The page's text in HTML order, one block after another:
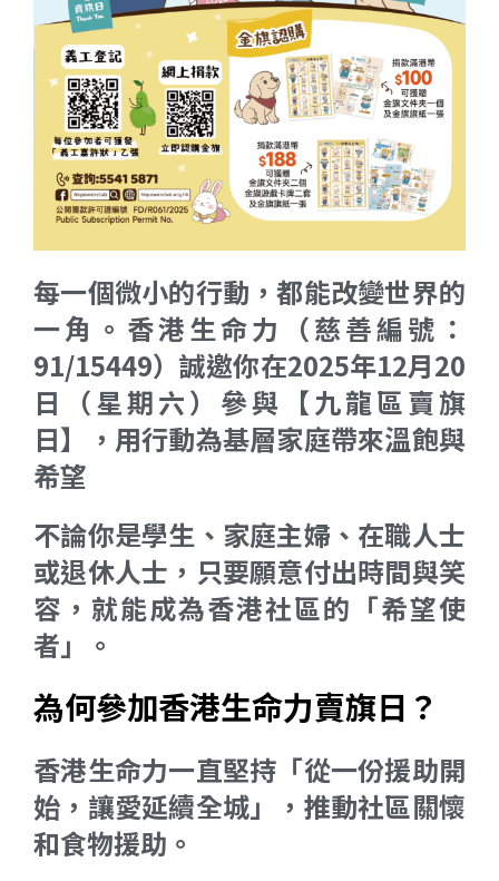
每一個微小的行動，都能改變世界的
一角。香港生命力（慈善編號：
91/15449）誠邀你在2025年12月20
日（星期六）參與【九龍區賣旗
日】，用行動為基層家庭帶來溫飽與
希望
不論你是學生、家庭主婦、在職人士
或退休人士，只要願意付出時間與笑
容，就能成為香港社區的「希望使
者」。
為何參加香港生命力賣旗日？
香港生命力一直堅持「從一份援助開
始，讓愛延續全城」，推動社區關懷
和食物援助。